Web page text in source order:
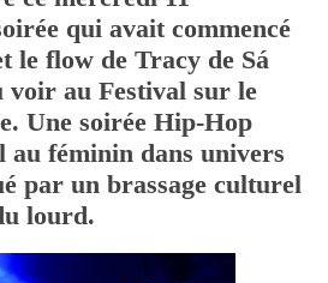
qui avait commencé
le flow deTracy de Sá
voir au Festival sur le
Une soirée Hip-Hop
au féminin dans univers
par un brassage culturel
lourd.